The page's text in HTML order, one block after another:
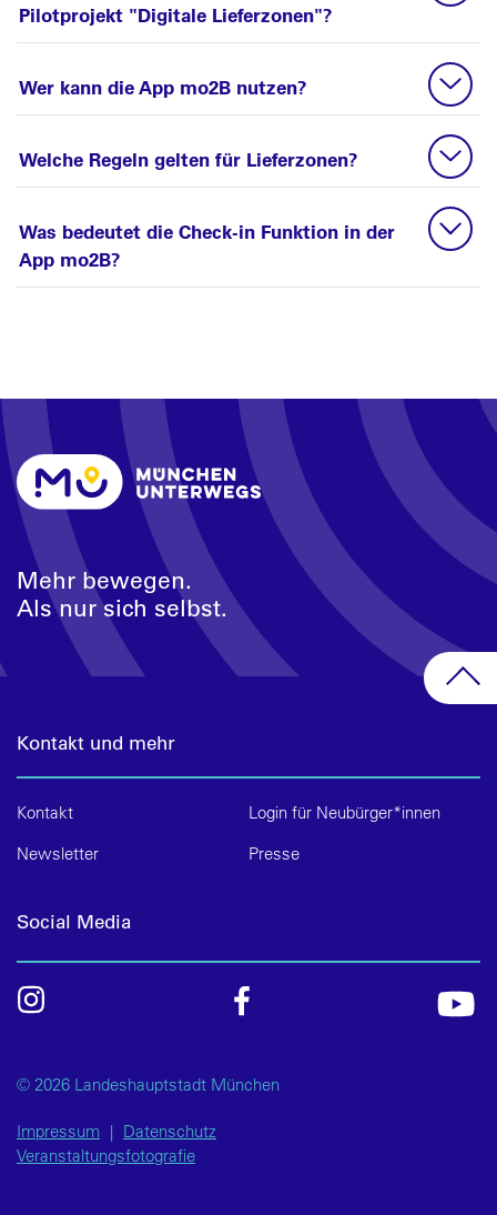
Pilotprojekt "Digitale Lieferzonen"?
Wer kann die App mo2B nutzen?
Welche Regeln gelten für Lieferzonen?
Was bedeutet die Check-in Funktion in der
App mo2B?
Mehr bewegen.
Als nur sich selbst.
Kontakt und mehr
Kontakt
Login für Neubürger*innen
Newsletter
Presse
Social Media
© 2026 Landeshauptstadt München
Impressum | Datenschutz
Veranstaltungsfotografie